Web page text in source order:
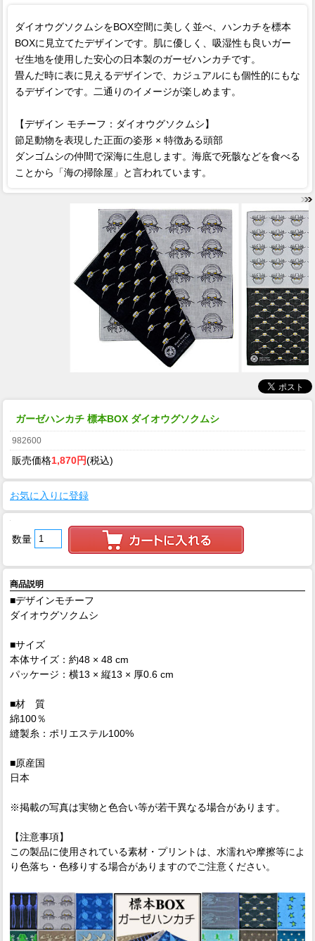
ダイオウグソクムシをBOX空間に美しく並べ、ハンカチを標本
BOXに見立てたデザインです。肌に優しく、吸湿性も良いガー
ゼ生地を使用した安心の日本製のガーゼハンカチです。
畳んだ時に表に見えるデザインで、カジュアルにも個性的にもな
るデザインです。二通りのイメージが楽しめます。
【デザイン モチーフ：ダイオウグソクムシ】
節足動物を表現した正面の姿形 × 特徴ある頭部
ダンゴムシの仲間で深海に生息します。海底で死骸などを食べる
ことから「海の掃除屋」と言われています。
ガーゼハンカチ 標本BOX ダイオウグソクムシ
982600
販売価格1,870円(税込)
お気に入りに登録
数量
商品説明
■デザインモチーフ
ダイオウグソクムシ
■サイズ
本体サイズ：約48 × 48 cm
パッケージ：横13 × 縦13 × 厚0.6 cm
■材 質
綿100％
縫製糸：ポリエステル100%
■原産国
日本
※掲載の写真は実物と色合い等が若干異なる場合があります。
【注意事項】
この製品に使用されている素材・プリントは、水濡れや摩擦等によ
り色落ち・色移りする場合がありますのでご注意ください。